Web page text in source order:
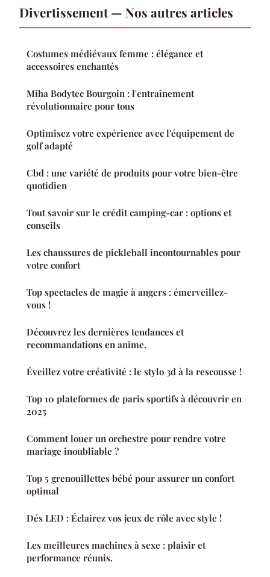
Divertissement — Nos autres articles
Costumes médiévaux femme : élégance et
accessoires enchantés
Miha Bodytec Bourgoin : l'entraînement
révolutionnaire pour tous
Optimisez votre expérience avec l'équipement de
golf adapté
Cbd : une variété de produits pour votre bien-être
quotidien
Tout savoir sur le crédit camping-car : options et
conseils
Les chaussures de pickleball incontournables pour
votre confort
Top spectacles de magie à angers : émerveillez-
vous !
Découvrez les dernières tendances et
recommandations en anime.
Éveillez votre créativité : le stylo 3d à la rescousse !
Top 10 plateformes de paris sportifs à découvrir en
2025
Comment louer un orchestre pour rendre votre
mariage inoubliable ?
Top 5 grenouillettes bébé pour assurer un confort
optimal
Dés LED : Éclairez vos jeux de rôle avec style !
Les meilleures machines à sexe : plaisir et
performance réunis.